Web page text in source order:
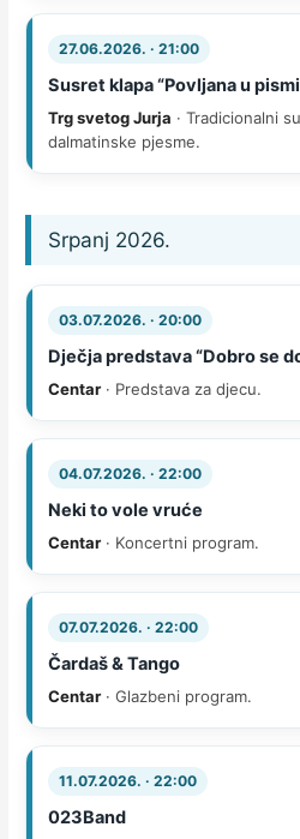
27.06.2026. · 21:00
Susret klapa “Povljana u
Trg svetog Jurja · Tradicionalni
dalmatinske pjesme.
Srpanj 2026.
03.07.2026. · 20:00
Dječja predstava “Dobro se
Centar· Predstava za djecu.
04.07.2026. · 22:00
Neki to vole vruće
Centar· Koncertni program.
07.07.2026. · 22:00
Čardaš & Tango
Centar· Glazbeni program.
11.07.2026. · 22:00
023Band